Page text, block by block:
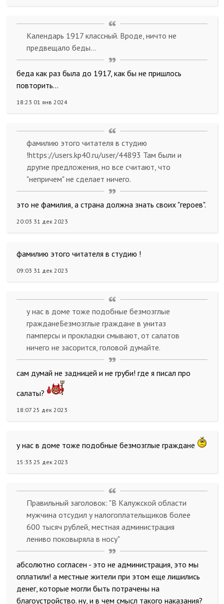
Календарь 1917 классный. Вроде, ничто не
предвещало беды...
беда как раз была до 1917, как бы не пришлось
повторить...
18:23 01 янв 2024
фамилию этого читателя в студию
!https://users.kp40.ru/user/44893 Там были и
другие предложения, но все считают, что
"непричем" не сделает ничего.
это не фамилия, а страна должна знать своих "героев".
20:03 31 дек 2023
фамилию этого читателя в студию !
09:03 31 дек 2023
у нас в доме тоже подобные безмозглые
гражданеБезмозглые граждане в унитаз
памперсы и прокладки смывают, от салатов
ничего не засорится, головой думайте.
сам думай не задницей и не груби! где я писал про
салаты?
18:07 25 дек 2023
у нас в доме тоже подобные безмозглые граждане
15:33 25 дек 2023
Правильный заголовок: "В Калужской области
мужчина отсудил у налогоплательщиков более
600 тысяч рублей, местная администрация
лениво поковыряла в носу"
абсолютно согласен - это не администрация, это мы
оплатили! а местные жители при этом еще лишились
денег, которые могли быть потрачены на
благоустройство. ну, и в чем смысл такого наказания?